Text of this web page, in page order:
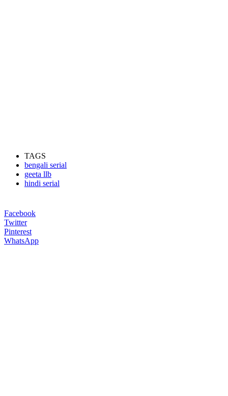
TAGS
bengali serial
geeta llb
hindi serial
Facebook
Twitter
Pinterest
WhatsApp